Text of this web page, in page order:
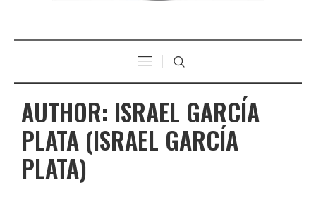
AUTHOR: ISRAEL GARCÍA
PLATA (ISRAEL GARCÍA
PLATA)